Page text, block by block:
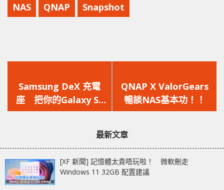
NAS QNAP Snapshot
一
篇
文
Samsung DeX 充電
座 把你的Galaxy S8
及Note 8變身成為
一
篇
文
QNAP X ValorGears
暢談NAS基本功！！
最新文章
[XF 新聞] 記憶體太貴唔玩啦！ 微軟刪走
Windows 11 32GB 配置建議